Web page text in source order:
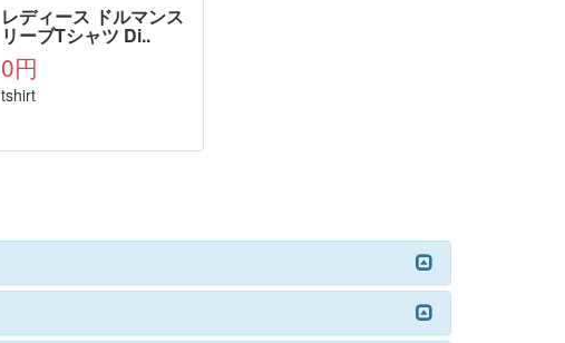
レディース ドルマンス
リーブTシャツ Di..
0円
tshirt